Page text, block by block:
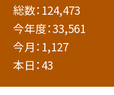
総数： 124,473
今年度：33,561
今月： 1,127
本日：43